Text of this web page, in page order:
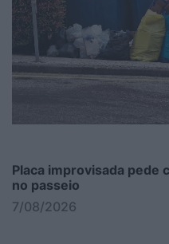
Placa improvisada pede
no passeio
7/08/2026